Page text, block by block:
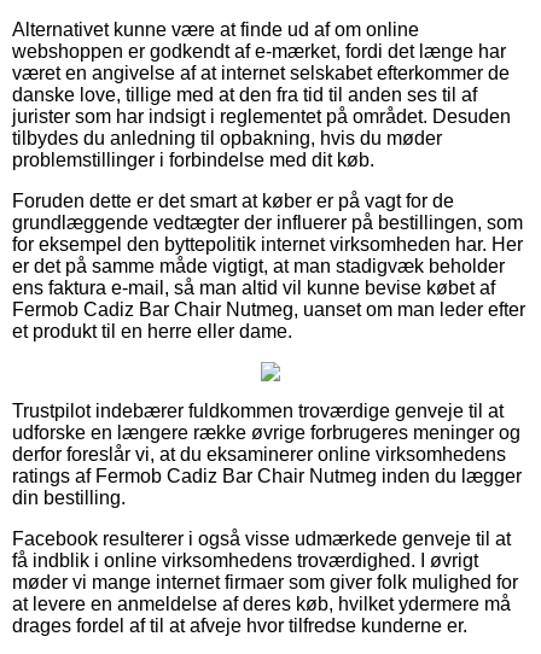
Alternativet kunne være at finde ud af om online
webshoppen er godkendt af e-mærket, fordi det længe har
været en angivelse af at internet selskabet efterkommer de
danske love, tillige med at den fra tid til anden ses til af
jurister som har indsigt i reglementet på området. Desuden
tilbydes du anledning til opbakning, hvis du møder
problemstillinger i forbindelse med dit køb.
Foruden dette er det smart at køber er på vagt for de
grundlæggende vedtægter der influerer på bestillingen, som
for eksempel den byttepolitik internet virksomheden har. Her
er det på samme måde vigtigt, at man stadigvæk beholder
ens faktura e-mail, så man altid vil kunne bevise købet af
Fermob Cadiz Bar Chair Nutmeg, uanset om man leder efter
et produkt til en herre eller dame.
Trustpilot indebærer fuldkommen troværdige genveje til at
udforske en længere række øvrige forbrugeres meninger og
derfor foreslår vi, at du eksaminerer online virksomhedens
ratings af Fermob Cadiz Bar Chair Nutmeg inden du lægger
din bestilling.
Facebook resulterer i også visse udmærkede genveje til at
få indblik i online virksomhedens troværdighed. I øvrigt
møder vi mange internet firmaer som giver folk mulighed for
at levere en anmeldelse af deres køb, hvilket ydermere må
drages fordel af til at afveje hvor tilfredse kunderne er.